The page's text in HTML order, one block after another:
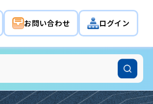
お問い合わせ ログイン